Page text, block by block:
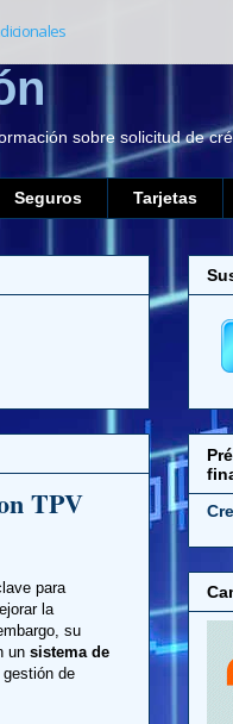
sobre solicitud de
Seguros Tarjetas
TPV
para
la
su
un sistema de
de